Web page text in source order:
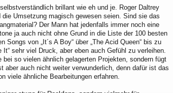
brillant wie eh und je. Roger Daltrey
Umsetzung magisch gewesen seien. Sind sie das
Der Mann hat jedenfalls immer noch eine
ja auch nicht ohne Grund in die Liste der 100 besten
von „It´s A Boy“ über „The Acid Queen“ bis zu
It“ sehr viel Druck, aber eben auch Gefühl zu verleihen.
so vielen ähnlich gelagerten Projekten, sondern fügt
aber auch nicht weiter verwunderlich, denn dafür ist das
viele ähnliche Bearbeitungen erfahren.